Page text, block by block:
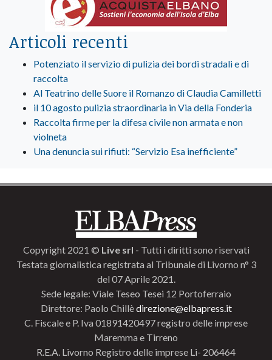
Articoli recenti
Potenziato il servizio di pulizia dei bordi stradali e di
raccolta
Al Teatrino delle Suore il Romanzo di Claudia Camilletti
il 10 agosto pulizia straordinaria in Via della Fonderia
Raccolta firme per la difesa civile non armata e non
violneta
Una denuncia sui rifiuti: “Servizio Esa inefficiente”
Copyright 2021 © Live srl - Tutti i diritti sono riservati
Testata giornalistica registrata al Tribunale di Livorno n° 3
del 07 Aprile 2021.
Sede legale: Viale Teseo Tesei 12 Portoferraio
Direttore: Paolo Chillèdirezione@elbapress.it
C. Fiscale e P. Iva 01891420497 registro delle imprese
Maremma e Tirreno
R.E.A. Livorno Registro delle imprese Li- 206464